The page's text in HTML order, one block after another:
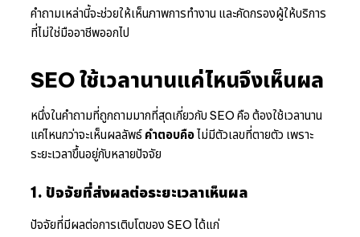
คำถามเหล่านี้จะช่วยให้เห็นภาพการทำงาน และคัดกรองผู้ให้บริการ
ที่ไม่ใช่มืออาชีพออกไป
SEO ใช้เวลานานแค่ไหนจึงเห็นผล
หนึ่งในคำถามที่ถูกถามมากที่สุดเกี่ยวกับ SEO คือ ต้องใช้เวลานาน
แค่ไหนกว่าจะเห็นผลลัพธ์ คำตอบคือไม่มีตัวเลขที่ตายตัว เพราะ
ระยะเวลาขึ้นอยู่กับหลายปัจจัย
1. ปัจจัยที่ส่งผลต่อระยะเวลาเห็นผล
ปัจจัยที่มีผลต่อการเติบโตของ SEO ได้แก่